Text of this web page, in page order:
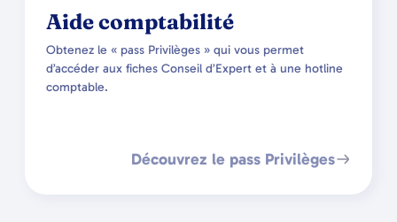
Aide comptabilité
Obtenez le « pass Privilèges » qui vous permet
d’accéder aux fiches Conseil d’Expert et à une hotline
comptable.
Découvrez le pass Privilèges